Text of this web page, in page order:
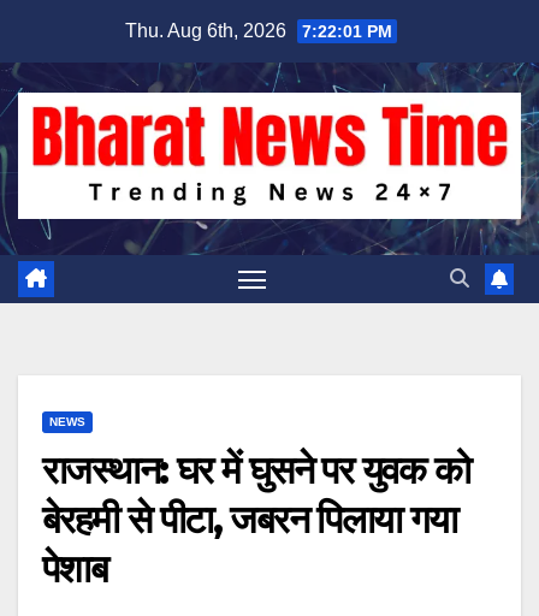
content
Thu. Aug 6th, 2026 7:22:01 PM
NEWS
राजस्थान: घर में घुसने पर युवक को
बेरहमी से पीटा, जबरन पिलाया गया
पेशाब